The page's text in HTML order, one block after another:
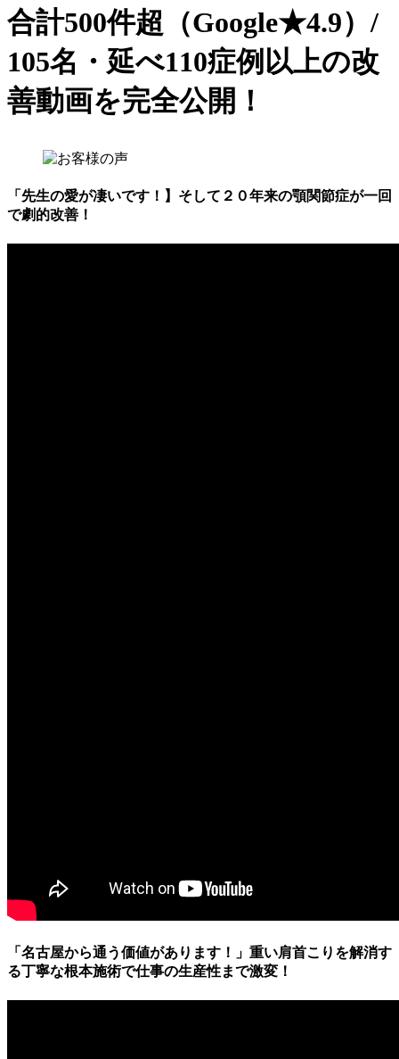
合計500件超（Google★4.9）/
105名・延べ110症例以上の改
善動画を完全公開！
「先生の愛が凄いです！】そして２０年来の顎関節症が一回
で劇的改善！
「名古屋から通う価値があります！」重い肩首こりを解消す
る丁寧な根本施術で仕事の生産性まで激変！